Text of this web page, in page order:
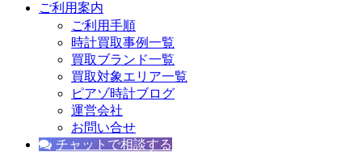
ご利用案内
ご利用手順
時計買取事例一覧
買取ブランド一覧
買取対象エリア一覧
ピアゾ時計ブログ
運営会社
お問い合せ
チャットで相談する